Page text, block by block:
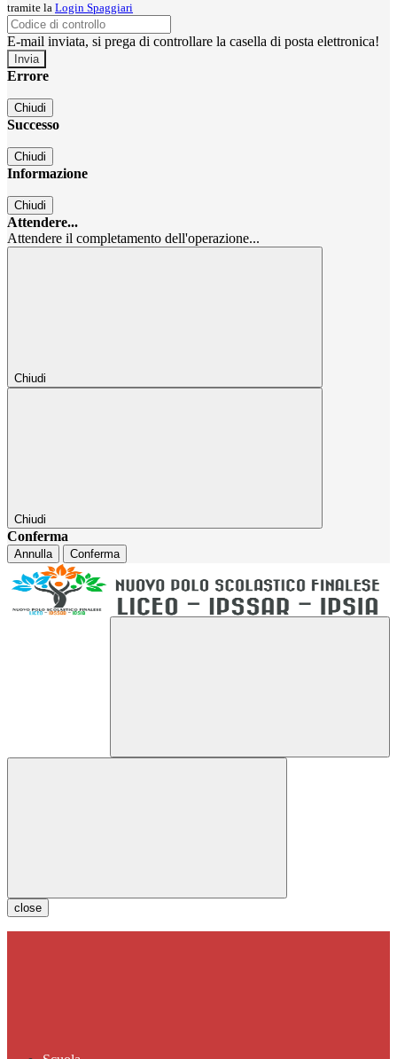
tramite la Login Spaggiari
E-mail inviata, si prega di controllare la casella di posta elettronica!
Errore
Chiudi
Successo
Chiudi
Informazione
Chiudi
Attendere...
Attendere il completamento dell'operazione...
Chiudi
Chiudi
Conferma
Annulla Conferma
close